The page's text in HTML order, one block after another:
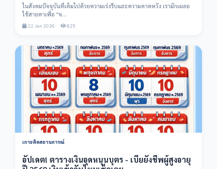
ในสังคมปัจจุบันที่เต็มไปด้วยความเร่งรีบและความคาดหวัง เรามักเผลอ
ใช้สายตาเพื่อ "จ...
22 Jan 2026 825
เกาะติดสถานการณ์
อัปเดต! ตารางเงินอุดหนุนบุตร - เบี้ยยังชีพผู้สูงอายุ